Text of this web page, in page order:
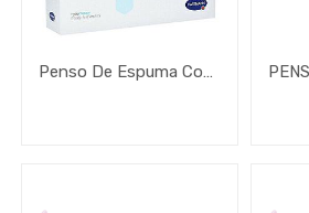
Penso De Espuma Com Hidrogel Sacral C/ Rebordo Hydrotac Comfort